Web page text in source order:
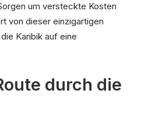
um versteckte Kosten
von dieser einzigartigen
Karibik auf eine
durch die